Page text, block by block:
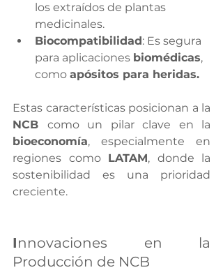
los extraídos de plantas
medicinales.
Biocompatibilidad : Es segura
para aplicaciones biomédicas,
como apósitos para heridas.
NCB
bioeconomía, especialmente en
regiones como LATAM, donde la
sostenibilidad es una prioridad
creciente.
Innovaciones en la
Producción de NCB